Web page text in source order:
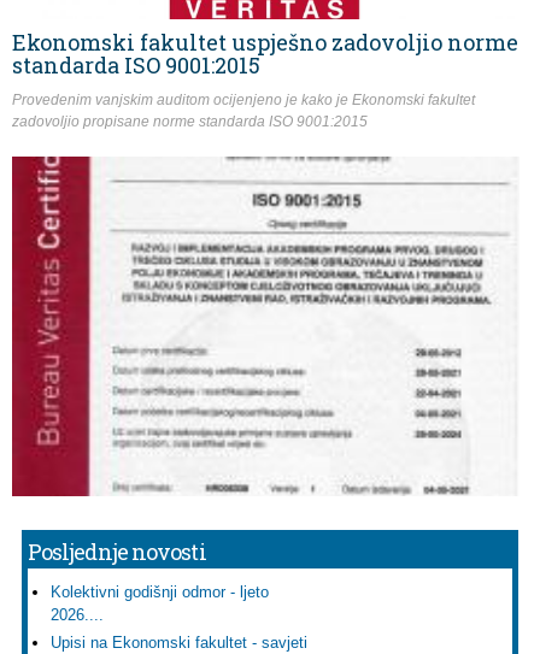
Ekonomski fakultet uspješno zadovoljio norme
standarda ISO 9001:2015
Provedenim vanjskim auditom ocijenjeno je kako je Ekonomski fakultet
zadovoljio propisane norme standarda ISO 9001:2015
Posljednje novosti
Kolektivni godišnji odmor - ljeto
2026....
Upisi na Ekonomski fakultet - savjeti